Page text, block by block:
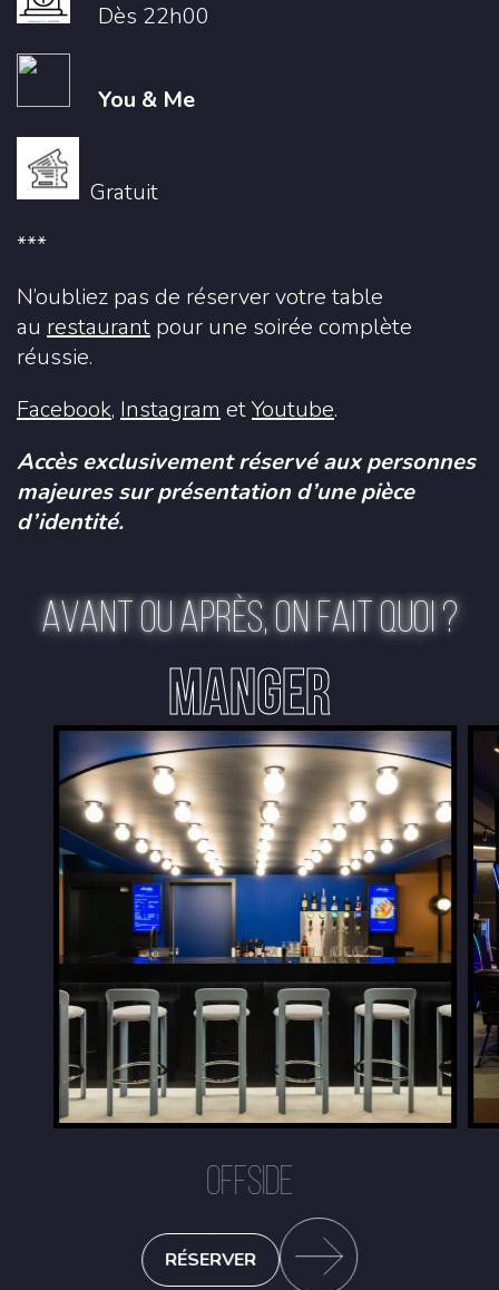
Dès 22h00
You & Me
Gratuit
***
N’oubliez pas de réserver votre table
au restaurant pour une soirée complète
réussie.
Facebook, InstagrametYoutube.
Accès exclusivement réservé aux personnes
majeures sur présentation d’une pièce
d’identité.
AVANT OU APRÈS, ON FAIT QUOI ?
MANGER
OFFSIDE
RÉSERVER